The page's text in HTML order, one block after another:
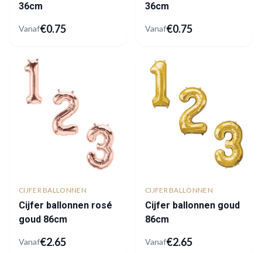
36cm
Vanaf€0.75
36cm
Vanaf€0.75
CIJFER BALLONNEN
Cijfer ballonnen rosé
goud 86cm
Vanaf€2.65
CIJFER BALLONNEN
Cijfer ballonnen goud
86cm
Vanaf€2.65